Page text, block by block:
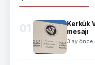
01
Kerkük
mesajı
3 ay önce